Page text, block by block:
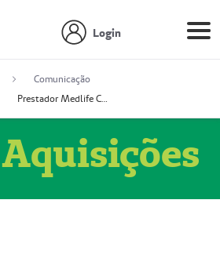
Login
Comunicação
Prestador Medlife Consultas e Diagnósticos (51004334-2)